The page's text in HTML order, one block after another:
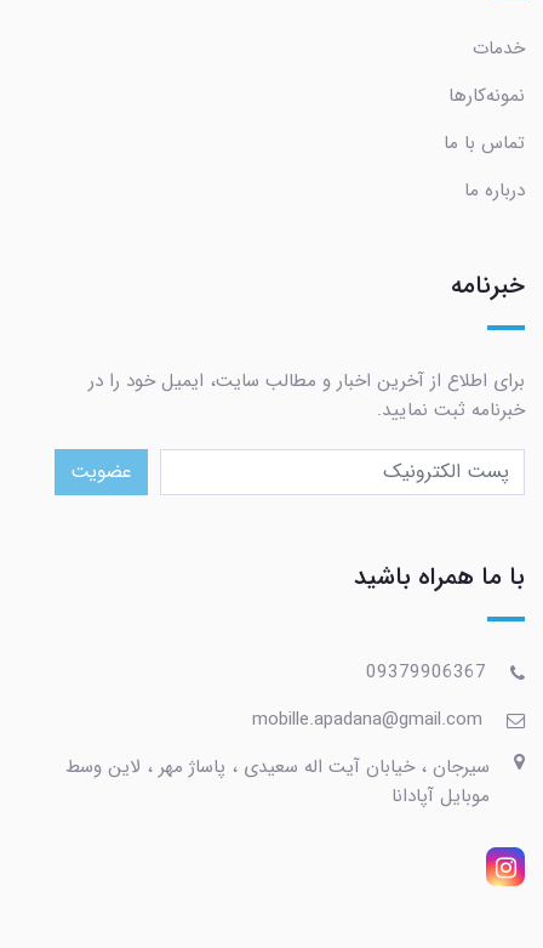
خدمات
نمونه‌کارها
تماس با ما
درباره ما
خبرنامه
برای اطلاع از آخرین اخبار و مطالب سایت، ایمیل خود را در
خبرنامه ثبت نمایید.
عضویت
با ما همراه باشید
09379906367
mobille.apadana@gmail.com
سیرجان ، خیابان آیت اله سعیدی ، پاساژ مهر ، لاین وسط
موبایل آپادانا